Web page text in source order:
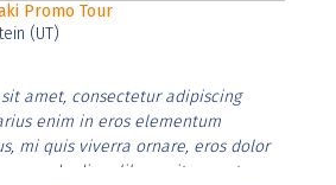
Promo Tour
(UT)
amet, consectetur adipiscing
enim in eros elementum
mi quis viverra ornare, eros dolor
diam libero vitae erat.